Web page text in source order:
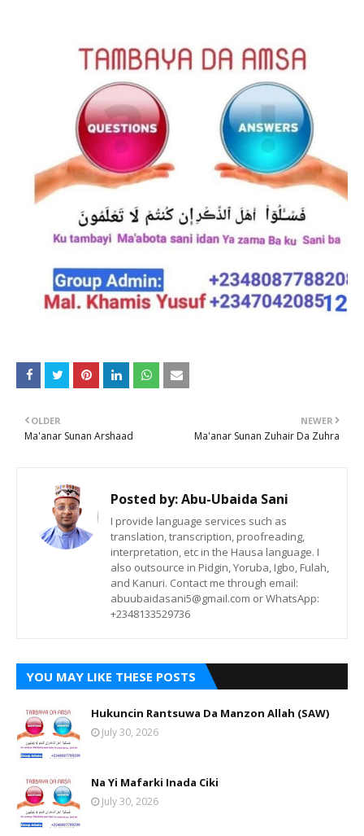
NEWER
Ma'anar Sunan Zuhair Da Zuhra
OLDER
Ma'anar Sunan Arshaad
Posted by:Abu-Ubaida Sani
I provide language services such as
translation, transcription, proofreading,
interpretation, etc in the Hausa language. I
also outsource in Pidgin, Yoruba, Igbo, Fulah,
and Kanuri. Contact me through email:
abuubaidasani5@gmail.com or WhatsApp:
+2348133529736
YOU MAY LIKE THESE POSTS
Hukuncin Rantsuwa Da Manzon Allah (SAW)
July 30, 2026
Na Yi Mafarki Inada Ciki
July 30, 2026